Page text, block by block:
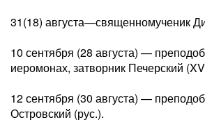
31(18) августа—священномученик
10 сентября (28 августа) —
иеромонах, затворник Печерский
12 сентября (30 августа) —
Островский (рус.).